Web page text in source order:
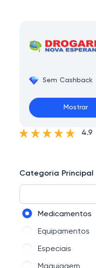
Sem Cashback
Mostrar
4.9
Categoria Principal
Medicamentos
Equipamentos
Especiais